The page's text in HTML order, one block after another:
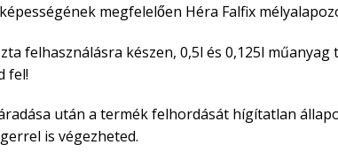
megfelelően Héra Falfix
felhasználásra készen, 0,5l és 0,125l
fel!
után a termék felhordását hígítatlan
is végezheted.